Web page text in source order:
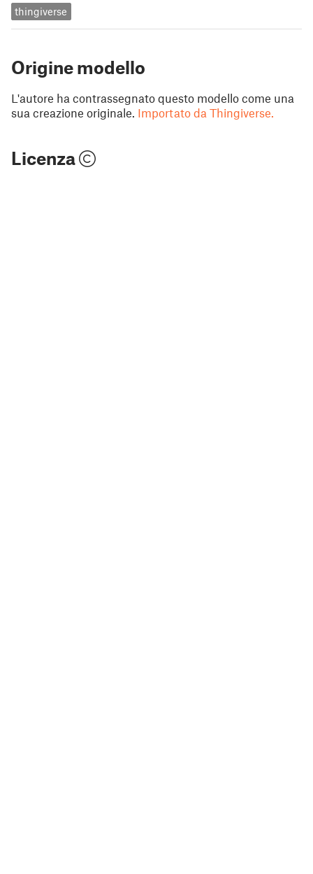
thingiverse
Origine modello
L'autore ha contrassegnato questo modello come una
sua creazione originale. Importato da Thingiverse.
Licenza